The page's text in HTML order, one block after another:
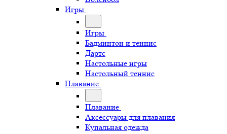
Игры
Игры
Бадминтон и теннис
Дартс
Настольные игры
Настольный теннис
Плавание
Плавание
Аксессуары для плавания
Купальная одежда